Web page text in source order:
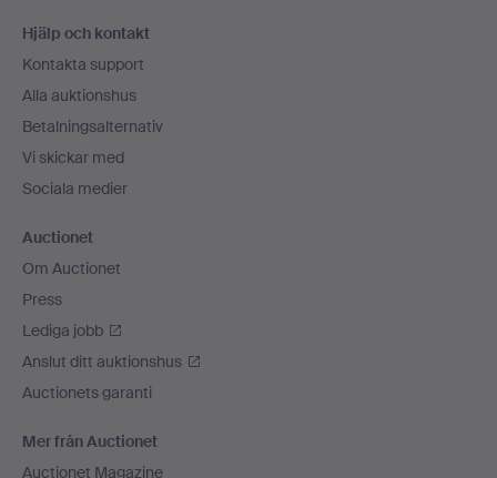
Hjälp och kontakt
Kontakta support
Alla auktionshus
Betalningsalternativ
Vi skickar med
Sociala medier
Auctionet
Om Auctionet
Press
Lediga jobb
Anslut ditt auktionshus
Auctionets garanti
Mer från Auctionet
Auctionet Magazine